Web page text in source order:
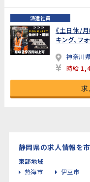
派遣社員
《土日休/
キング、フ
神奈川
時給
求
静岡県の求人情報を
東部地域
熱海市
伊豆市